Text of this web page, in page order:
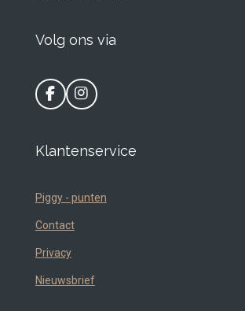
Volg ons via
F
e
b
k
I
a
a
Klantenservice
Piggy - punten
Contact
Privacy
Nieuwsbrief